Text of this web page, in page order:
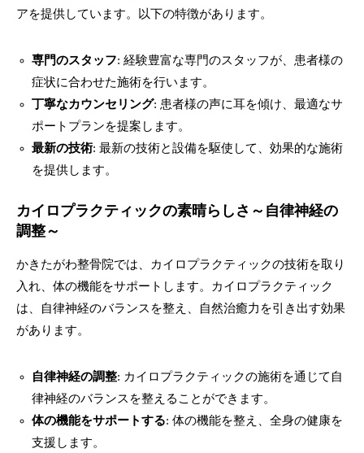
アを提供しています。以下の特徴があります。
専門のスタッフ: 経験豊富な専門のスタッフが、患者様の
症状に合わせた施術を行います。
丁寧なカウンセリング: 患者様の声に耳を傾け、最適なサ
ポートプランを提案します。
最新の技術: 最新の技術と設備を駆使して、効果的な施術
を提供します。
カイロプラクティックの素晴らしさ～自律神経の
調整～
かきたがわ整骨院では、カイロプラクティックの技術を取り
入れ、体の機能をサポートします。カイロプラクティック
は、自律神経のバランスを整え、自然治癒力を引き出す効果
があります。
自律神経の調整: カイロプラクティックの施術を通じて自
律神経のバランスを整えることができます。
体の機能をサポートする: 体の機能を整え、全身の健康を
支援します。